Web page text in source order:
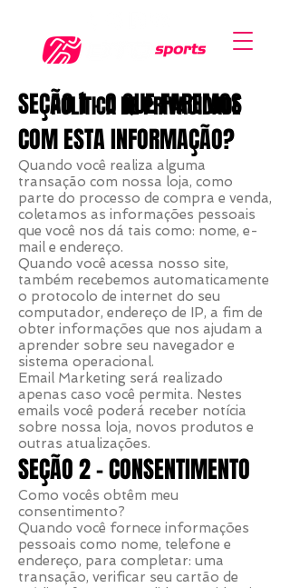
POLÍTICA DE PRIVACIDADE
SEÇÃO 1 - O QUE FAREMOS
COM ESTA INFORMAÇÃO?
Quando você realiza alguma
transação com nossa loja, como
parte do processo de compra e venda,
coletamos as informações pessoais
que você nos dá tais como: nome, e-
mail e endereço.
Quando você acessa nosso site,
também recebemos automaticamente
o protocolo de internet do seu
computador, endereço de IP, a fim de
obter informações que nos ajudam a
aprender sobre seu navegador e
sistema operacional.
Email Marketing será realizado
apenas caso você permita. Nestes
emails você poderá receber notícia
sobre nossa loja, novos produtos e
outras atualizações.
SEÇÃO 2 - CONSENTIMENTO
Como vocês obtêm meu
consentimento?
Quando você fornece informações
pessoais como nome, telefone e
endereço, para completar: uma
transação, verificar seu cartão de